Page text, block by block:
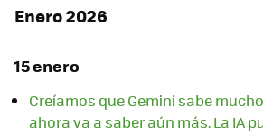
Enero 2026
15 enero
Creíamos que Gemini sabe
ahora va a saber aún más. La IA